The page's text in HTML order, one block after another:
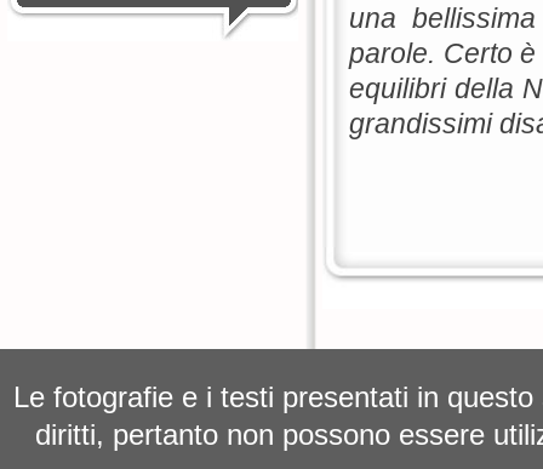
una
parole. Certo
equilibri della
grandissimi
Le fotografie e i testi presentati in
diritti, pertanto non possono essere